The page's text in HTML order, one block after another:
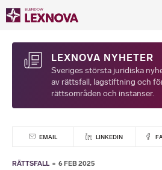
LEXNOVA NYHETER
Sveriges största juridiska
av rättsfall, lagstiftning och
rättsområden och instanser.
EMAIL LINKEDIN
RÄTTSFALL 6 FEB 2025